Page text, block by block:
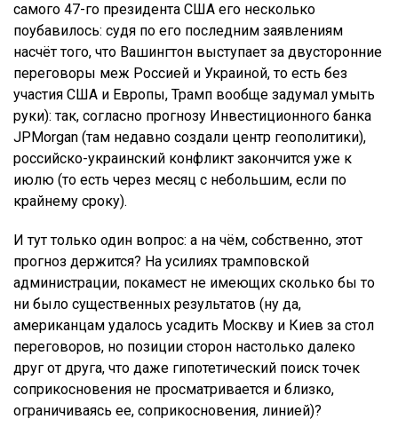
самого 47-го президента США его несколько
поубавилось: судя по его последним заявлениям
насчёт того, что Вашингтон выступает за двусторонние
переговоры меж Россией и Украиной, то есть без
участия США и Европы, Трамп вообще задумал умыть
руки): так, согласно прогнозу Инвестиционного банка
JPMorgan (там недавно создали центр геополитики),
российско-украинский конфликт закончится уже к
июлю (то есть через месяц с небольшим, если по
крайнему сроку).
И тут только один вопрос: а на чём, собственно, этот
прогноз держится? На усилиях трамповской
администрации, покамест не имеющих сколько бы то
ни было существенных результатов (ну да,
американцам удалось усадить Москву и Киев за стол
переговоров, но позиции сторон настолько далеко
друг от друга, что даже гипотетический поиск точек
соприкосновения не просматривается и близко,
ограничиваясь ее, соприкосновения, линией)?